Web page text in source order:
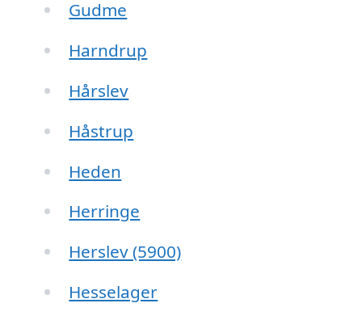
Gudme
Harndrup
Hårslev
Håstrup
Heden
Herringe
Herslev (5900)
Hesselager